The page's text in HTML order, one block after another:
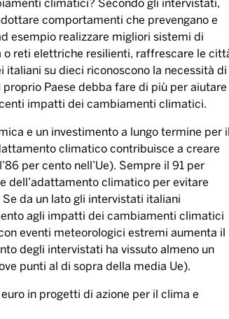
è ormai una realtà concreta per l’Italia, e
in misure di adattamento ai cambiamenti
difficoltà per la scarsità d’acqua,” ha
investimenti sostiene con determinazione
ma creano posti di lavoro e
adattamento climatico e offrendo servizi
costruire un futuro più resiliente e
climatici? Secondo gli intervistati,
comportamenti che prevengano e
esempio realizzare migliori sistemi di
reti elettriche resilienti, raffrescare le città
su dieci riconoscono la necessità di
impatti dei cambiamenti climatici.